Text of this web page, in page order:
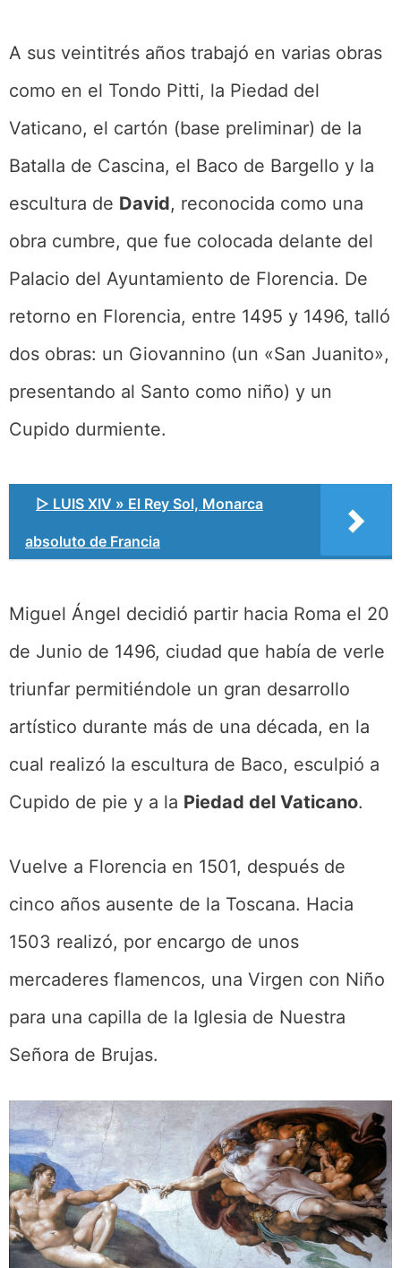
A sus veintitrés años trabajó en varias obras
como en el Tondo Pitti, la Piedad del
Vaticano, el cartón (base preliminar) de la
Batalla de Cascina, el Baco de Bargello y la
escultura de David, reconocida como una
obra cumbre, que fue colocada delante del
Palacio del Ayuntamiento de Florencia. De
retorno en Florencia, entre 1495 y 1496, talló
dos obras: un Giovannino (un «San Juanito»,
presentando al Santo como niño) ​y un
Cupido durmiente.
▷ LUIS XIV » El Rey Sol, Monarca
absoluto de Francia
Miguel Ángel decidió partir hacia Roma el 20
de Junio de 1496, ciudad que había de verle
triunfar permitiéndole un gran desarrollo
artístico durante más de una década, en la
cual realizó la escultura de Baco, esculpió a
Cupido de pie y a la Piedad del Vaticano.
Vuelve a Florencia en 1501, después de
cinco años ausente de la Toscana. Hacia
1503 realizó, por encargo de unos
mercaderes flamencos, una Virgen con Niño
para una capilla de la Iglesia de Nuestra
Señora de Brujas.